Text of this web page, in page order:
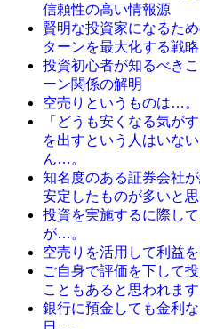
信頼性の高い情報源
賢明な投資家になるた
ターンを最大化する戦略
投資初心者が知るべき
ーン関係の解明
空売りというものは…。
「どうも安くなる気が
を出すという人はいな
ん…。
知名度のある証券会社
安定したものが多いと
投資を実施するに際し
が…。
空売りを活用して利益
ご自身で評価を下して
こともあると思われま
銀行に預金しても金利